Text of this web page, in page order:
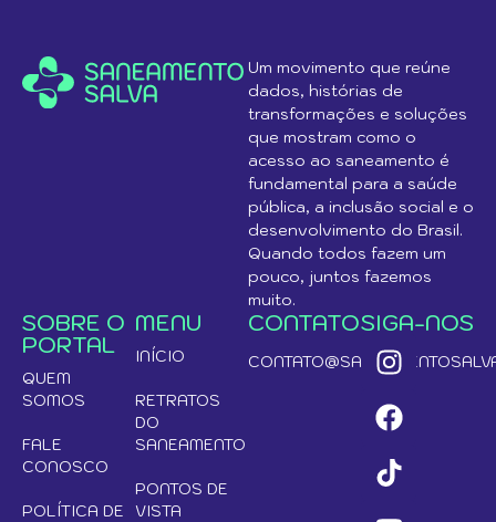
Um movimento que reúne
dados, histórias de
transformações e soluções
que mostram como o
acesso ao saneamento é
fundamental para a saúde
pública, a inclusão social e o
desenvolvimento do Brasil.
Quando todos fazem um
pouco, juntos fazemos
muito.
SOBRE O
PORTAL
QUEM
SOMOS
FALE
CONOSCO
POLÍTICA DE
MENU
INÍCIO
RETRATOS
DO
SANEAMENTO
PONTOS DE
VISTA
CONTATOSIGA-NOS